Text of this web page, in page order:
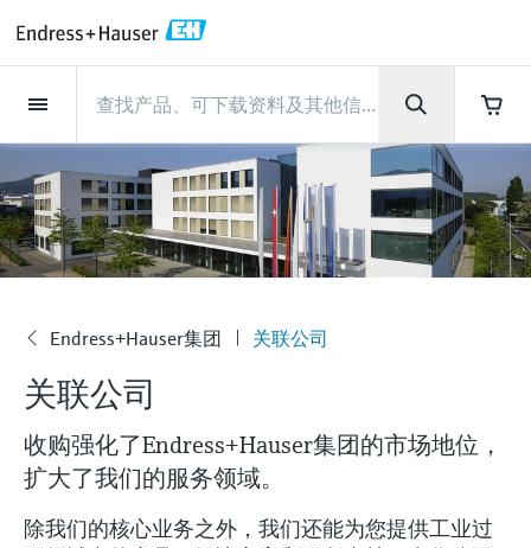
现场仪表
流量
物位测量
液体分析
温度测量
压力测量
系统产品
流量
电磁流量计
科里奥利质量流量计
超声波流量计
涡街流量计
热式质量流量计
Differential pressure flow
物位测量
雷达物位测量
Vibronic point level detection
导波雷达物位测量
超声波物位测量
电容物位测量
静压液位测量
液体分析
pH电极和变送器
电导率传感器和变送器
浊度传感器和变送器
氯传感器和变送器
溶解氧传感器和变送器
实验室检测仪表和便携式pH计
温度测量
温度变送器
工业温度计
保护套管
高温型温度计
卫生型温度计
紧凑型温度计
压力测量
绝压和表压测量
差压测量
选购全部
系统产品
数据管理仪&数据记录仪
过程测控仪
电源和安全栅
WirelessHART解决方案
网关和调制解调器
设备配置用平板电脑
光学分析
TDLAS和QF分析仪
拉曼光谱分析仪
排放监测解决方案
颗粒测量设备
数字分析仪解决方案
过程气体分析仪
Netilion IIoT
Netilion Value
Netilion Health
Netilion Analytics
Netilion Library
Netilion Inventory
Netilion Connect
服务产品
Project and commissioning services
技术支持服务
仪表维护
仪表性能优化服务
View all
Project and commissioning
services
仪表调试服务
技术支持服务
远程技术支持
远程资产监控
Process Instrumentation Courses
仪表维护
验证服务
现场仪表校准服务
预防性维护服务
Repair of measuring instruments
仪表性能优化服务
校准报告分析
优化校准间隔时间
动态现场仪表评价和分析服务
行业应用
食品与饮料
水务和环境：保护 —— 节约 —— 提高
石油与天然气：促进能源转型，实
化工：深化合作，助推可持续成功
支持
快速获取服务支持！
技术支持中心 —— Endress+Hauser提供全方
位服务，与您相伴前行
搜索和下载技术手册, 宣传资料, 出版物, 软
学习中心
学习中心 - 探索Endress+Hauser学习平台上
的指导课程与资源，随时随地提升技能。
公司
Endress+Hauser集团
生产中心
集团实力
客户案例
新闻与案例
活动和培训
Endress+Hauser集团
公司概况
Endress+Hauser在中国
恩德斯豪斯科技中国
财务业绩
集团管理层
发展历程
生产中心
物位和压力测量
Endress+Hauser流量
Endress+Hauser 液体分析
温度+系统产品
Endress+Hauser 数字解决方案
Endress+Hauser 光学分析
集团实力
过程安全性
网络安全性
过程自动化项目流程
My Endress+Hauser
建立电子采购流程，从容应对未来
需求
新闻与案例
新闻与案例总览
所有文章
新闻稿
事实速览
媒体活动
活动和培训
培训
研讨会
展览会
在线研讨会和回放
峰会
线下活动
您的Endress+Hauser职业生
涯
Explore open positions
更多工作机会
德国耶拿分析仪器公司的工作机会
会
司
Endress+Hauser集团 关联公司
关联公司
收购强化了Endress+Hauser集团的市场地位，
扩大了我们的服务领域。
除我们的核心业务之外，我们还能为您提供工业过